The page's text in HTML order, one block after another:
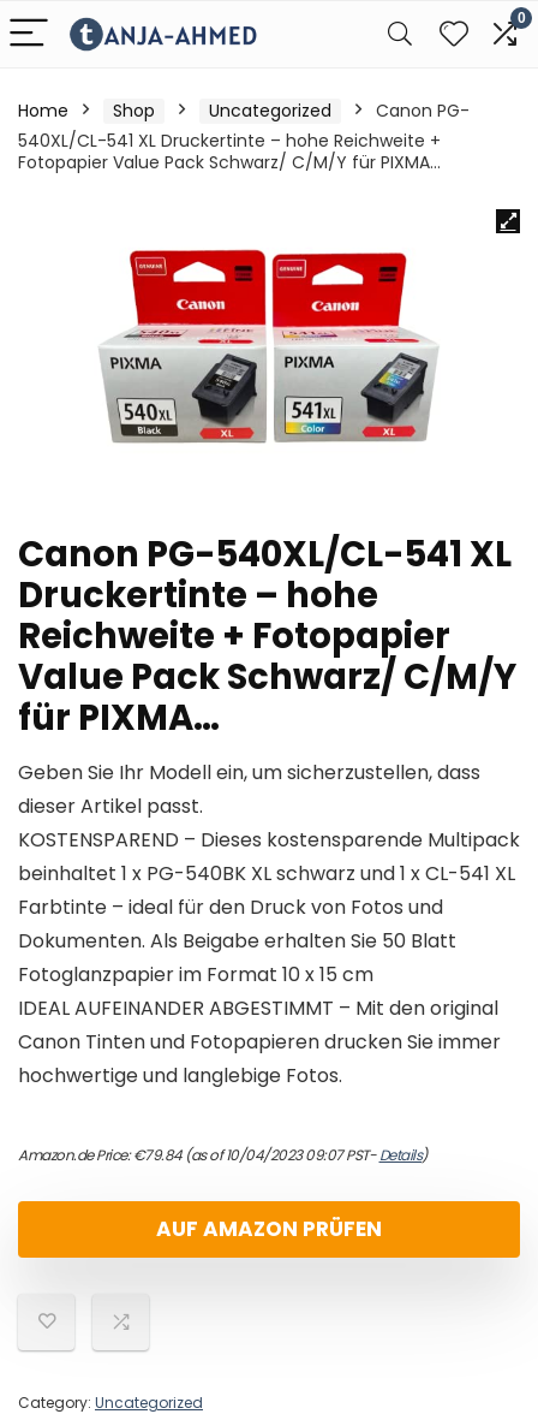
0
Home Shop Uncategorized
Canon PG-
540XL/CL-541 XL Druckertinte – hohe Reichweite +
Fotopapier Value Pack Schwarz/ C/M/Y für PIXMA…
Canon PG-540XL/CL-541 XL
Druckertinte – hohe
Reichweite + Fotopapier
Value Pack Schwarz/ C/M/Y
für PIXMA…
Geben Sie Ihr Modell ein, um sicherzustellen, dass
dieser Artikel passt.
KOSTENSPAREND – Dieses kostensparende Multipack
beinhaltet 1 x PG-540BK XL schwarz und 1 x CL-541 XL
Farbtinte – ideal für den Druck von Fotos und
Dokumenten. Als Beigabe erhalten Sie 50 Blatt
Fotoglanzpapier im Format 10 x 15 cm
IDEAL AUFEINANDER ABGESTIMMT – Mit den original
Canon Tinten und Fotopapieren drucken Sie immer
hochwertige und langlebige Fotos.
Amazon.de Price:€79.84(as of 10/04/2023 09:07 PST-Details)
AUF AMAZON PRÜFEN
Category: Uncategorized